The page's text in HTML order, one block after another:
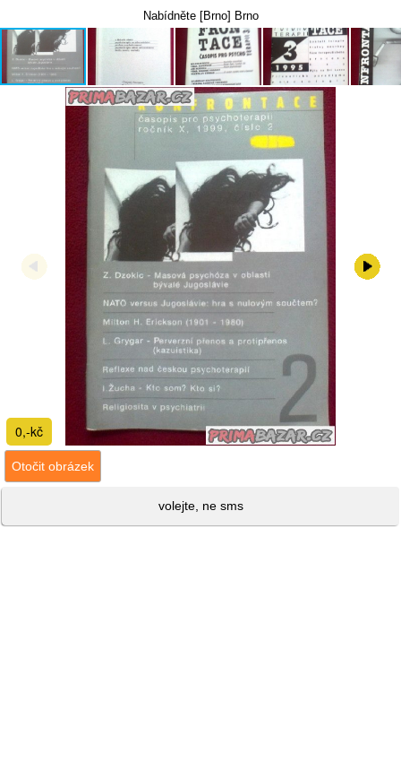
Nabídněte [Brno] Brno
0,-kč
Otočit obrázek
volejte, ne sms